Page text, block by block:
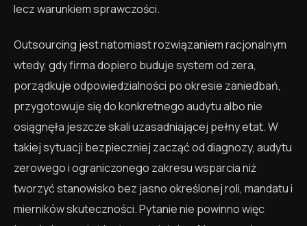
lecz warunkiem sprawczości.
Outsourcing jest natomiast rozwiązaniem racjonalnym
wtedy, gdy firma dopiero buduje system od zera,
porządkuje odpowiedzialności po okresie zaniedbań,
przygotowuje się do konkretnego audytu albo nie
osiągnęła jeszcze skali uzasadniającej pełny etat. W
takiej sytuacji bezpieczniej zacząć od diagnozy, audytu
zerowego i ograniczonego zakresu wsparcia niż
tworzyć stanowisko bez jasno określonej roli, mandatu i
mierników skuteczności. Pytanie nie powinno więc